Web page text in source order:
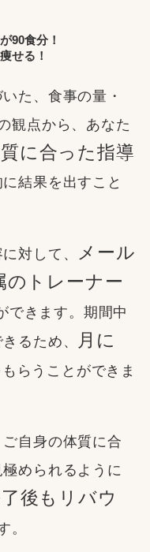
90食分！
せる！
た、食事の量・
観点から、あなた
に合った指導
結果を出すこと
対して、
メール
トレーナー
できます。期間中
るため、
月に
らうことができま
自身の体質に合
められるように
後もリバウ
。